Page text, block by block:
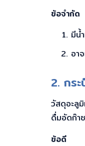
ข้อจำกัด
มีน้
อา
2. กร
วัสดุอะลู
ดื่มอัดก๊า
ข้อดี